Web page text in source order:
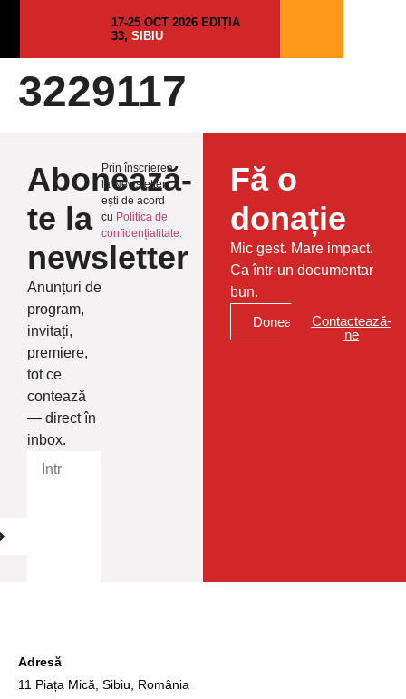
17-25 OCT 2026 EDIȚIA
33, SIBIU
3229117
Abonează-
te la
newsletter
Anunțuri de
program,
invitați,
premiere,
tot ce
contează
— direct în
inbox.
Prin înscrierea
la Newsletter
ești de acord
cu Politica de
confidențialitate.
Fă o
donație
Mic gest. Mare impact.
Ca într-un documentar
bun.
Donează
Contactează-
ne
Adresă
11 Piața Mică, Sibiu, România